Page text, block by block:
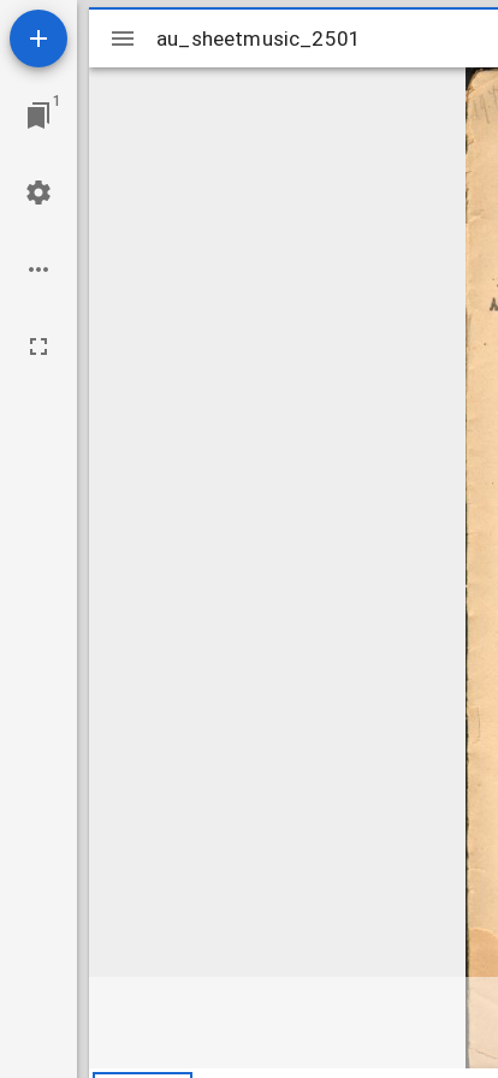
1
Mirador
viewer
au_sheetmusic_2501
au_sheetmusic_2501